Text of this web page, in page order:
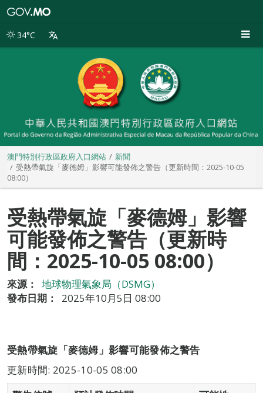
別
34°C
澳門特別行政區政府入口網站
新聞
受熱帶氣旋「麥德姆」影響可能發佈之警告（更新時間：2025-10-05
08:00）
受熱帶氣旋「麥德姆」影響
可能發佈之警告（更新時
間：2025-10-05 08:00）
來源：
地球物理氣象局（DSMG）
發布日期：
2025年10月5日 08:00
受熱帶氣旋「麥德姆」影響可能發佈之警告
更新時間: 2025-10-05 08:00